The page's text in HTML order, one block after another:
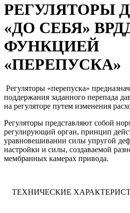
РЕГУЛЯТОРЫ
«ДО СЕБЯ»
ФУНКЦИЕЙ
«ПЕРЕПУСКА»
Регуляторы «перепуска»
поддержания заданного перепада
на регуляторе путем изменения
Регуляторы представляют собой
регулирующий орган, принцип
уравновешивании силы упругой
настройки и силы, создаваемой
мембранных камерах привода.
ТЕХНИЧЕСКИЕ